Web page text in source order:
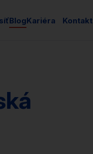
BlogKariéra Kontakt